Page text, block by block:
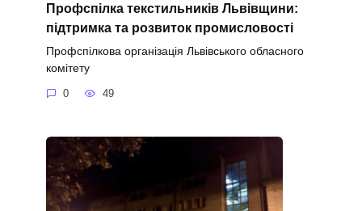
Профспілка текстильників Львівщини:
підтримка та розвиток промисловості
Профспілкова організація Львівського обласного
комітету
0 49